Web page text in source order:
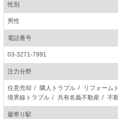
性別
男性
電話番号
03-3271-7991
注力分野
任意売却 隣人トラブル リフォーム
境界線トラブル
共有名義不動産 不
最寄り駅